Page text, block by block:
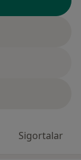
Sigortalar